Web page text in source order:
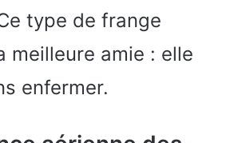
type de frange
meilleure amie : elle
enfermer.